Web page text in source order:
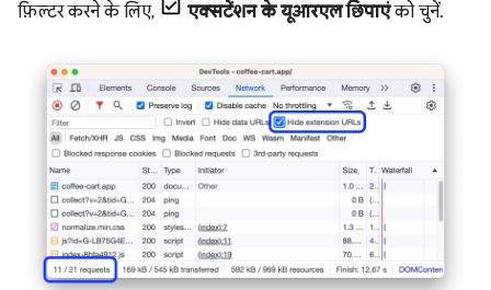
फ़िल्टर करने के लिए, एक्सटेंशन के यूआरएल छिपाएंको चुनें.